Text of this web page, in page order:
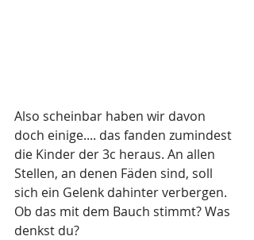
Also scheinbar haben wir davon
doch einige.... das fanden zumindest
die Kinder der 3c heraus. An allen
Stellen, an denen Fäden sind, soll
sich ein Gelenk dahinter verbergen.
Ob das mit dem Bauch stimmt? Was
denkst du?